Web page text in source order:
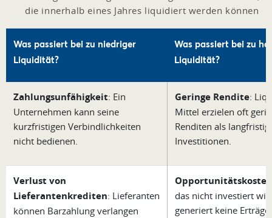
die innerhalb eines Jahres liquidiert werden können
Was passiert bei zu niedriger
Liquidität?
Was passiert bei zu
Liquidität?
Zahlungsunfähigkeit: Ein
Unternehmen kann seine
kurzfristigen Verbindlichkeiten
nicht bedienen.
Geringe Rendite:
Mittel erzielen oft
Renditen als
Investitionen.
Verlust von
Lieferantenkrediten: Lieferanten
können Barzahlung verlangen
Opportunitätskosten
das nicht investiert
generiert keine Erträge.